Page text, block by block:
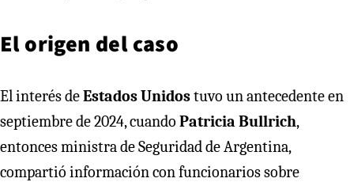
El origen del caso
El interés deEstados Unidostuvo un antecedente en
septiembre de 2024, cuando Patricia Bullrich,
entonces ministra de Seguridad de Argentina,
compartió información con funcionarios sobre